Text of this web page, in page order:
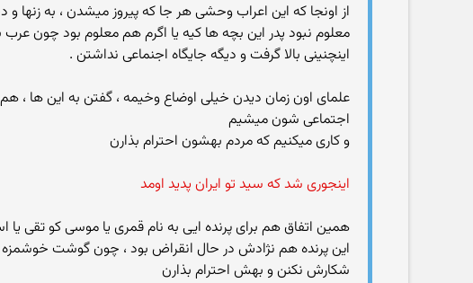
از اونجا که این اعراب وحشی هر جا که پیروز میشدن ، به زنها و
معلوم نبود پدر این بچه ها کیه یا اگرم هم معلوم بود چون
اینچنینی بالا گرفت و دیگه جایگاه اجنماعی نداشتن .
علمای اون زمان دیدن خیلی اوضاع وخیمه ، گفتن به این ها ، هم
اجتماعی شون میشیم
و کاری میکنیم که مردم بهشون احترام بذارن
اینجوری شد که سید تو ایران پدید اومد
همین اتفاق هم برای پرنده ایی به نام قمری یا موسی کو تقی یا
این پرنده هم نژادش در حال انقراض بود ، چون گوشت خوشمزه
شکارش نکنن و بهش احترام بذارن